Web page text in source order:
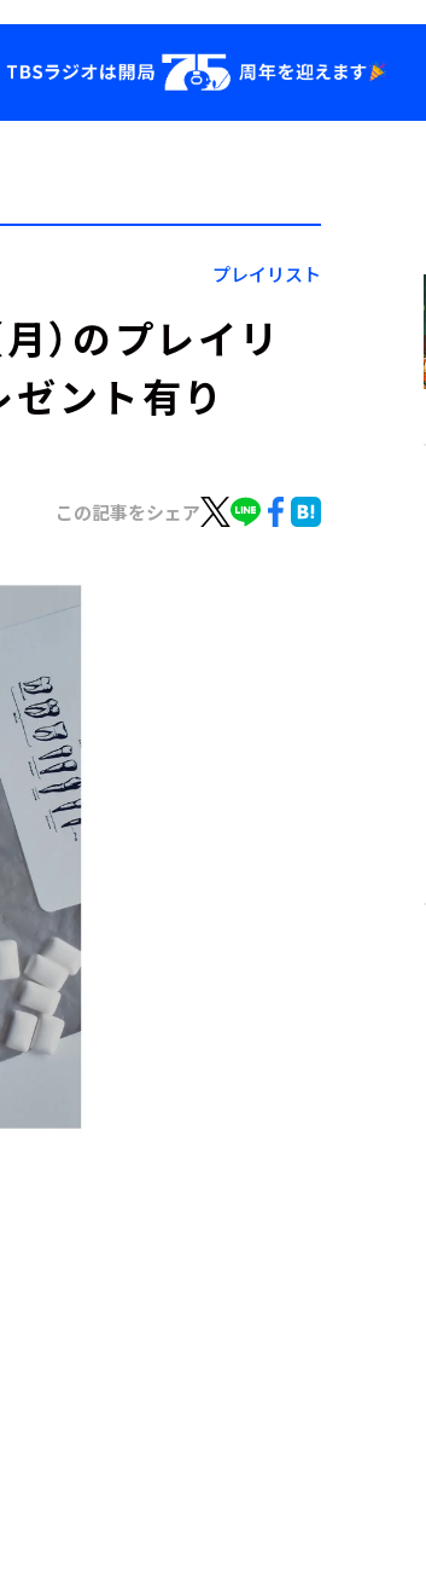
YouTube
会社情報プレイリスト
）のプレイリ
ント有り
この記事をシェア